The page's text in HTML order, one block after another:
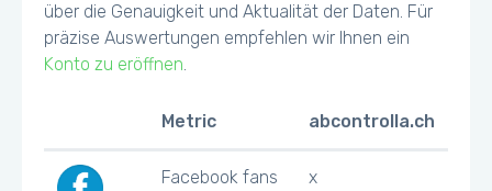
über die Genauigkeit und Aktualität der Daten. Für
präzise Auswertungen empfehlen wir Ihnen ein
Konto zu eröffnen.
Metric abcontrolla.ch
Facebook fans x